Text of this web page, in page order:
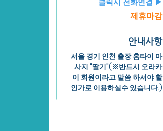
클릭시 전화연결 ▶
제휴마감
안내사항
서울 경기 인천 출장 홈타이 마
사지 "딸기"(※반드시 오라카
이 회원이라고 말씀 하셔야 할
인가로 이용하실수 있습니다.)